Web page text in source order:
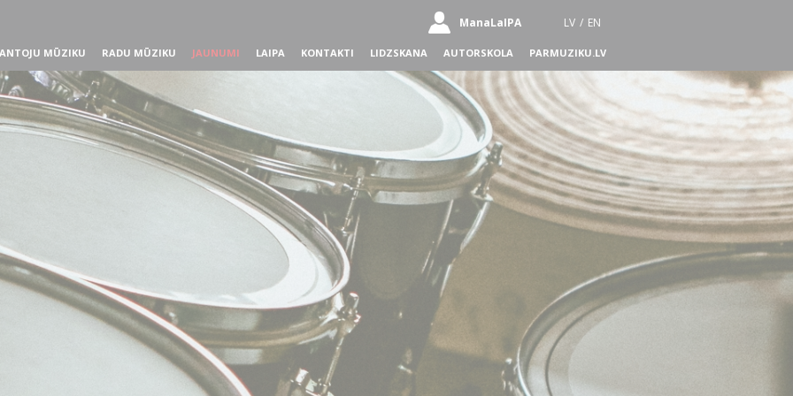
ManaLaIPA LV / EN
MŪZIKU RADU MŪZIKU JAUNUMI LAIPA KONTAKTI LIDZSKANA AUTORSKOLA PARMUZIKU.LV